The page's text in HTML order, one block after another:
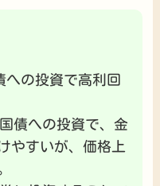
への投資で高利回
債への投資で、金
やすいが、価格上